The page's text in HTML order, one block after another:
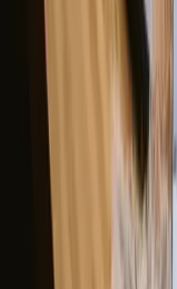
Finn steder
oppleve
Kjæledyrvennlig (3
Opplev
Lisboa hele
Vår, sommer, høst og
vinsmaking. Om våren
varme dager ideelle
innhøsting og